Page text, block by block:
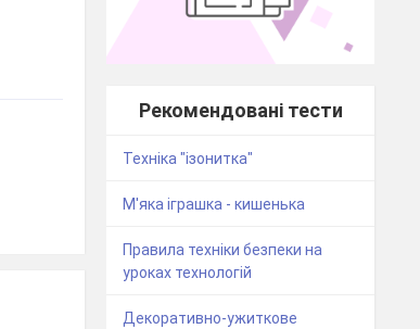
Рекомендовані тести
Техніка "ізонитка"
М'яка іграшка - кишенька
Правила техніки безпеки на
уроках технологій
Декоративно-ужиткове